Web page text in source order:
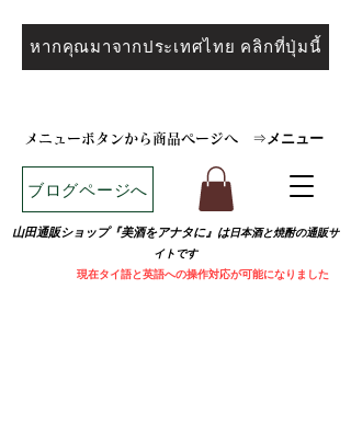
หากคุณมาจากประเทศไทย คลิกที่ปุ่มนี้
メニューボタンから商品ページへ ⇒ メニュー
ブログページへ
山田通販ショップ『美酒をアナタに』は日本酒と焼酎の通販サ
イトです
現在タイ語と英語への操作対応が可能になりました